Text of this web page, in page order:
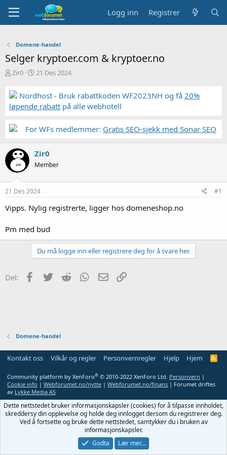
Logg inn Registrer
Domene-handel
Selger kryptoer.com & kryptoer.no
T
å
d
s
a
e
r
Zir0
S
r
t
a
21 Des 2024
Nordhost - Bruk rabattkoden WF2023NH og få 20%
løpende rabatt på alle webhotell
For WFs medlemmer: Gratis SEO-sjekk med Sonar SEO
Zir0
Member
21 Des 2024 #1
Vipps. Nylig registrerte, ligger hos domeneshop.no
Pm med bud
Du må logge inn eller registrere deg for å svare her.
Del: Facebook
Twitter Reddit WhatsApp
E-post
Domene-handel
Kontakt oss Vilkår og regler Personvernregler Hjelp Hjem
R
Community platform by XenForo® © 2010-2022 XenForo Ltd. Personvern |
Cookie info | Webforumet.no/nytte | Webforumet.no/finans | Forumet driftes
av Lykke Media AS
Dette nettstedet bruker informasjonskapsler (cookies) for å tilpasse innholdet,
skreddersy din opplevelse og holde deg innlogget dersom du registrerer deg.
Ved å fortsette og bruke dette nettstedet, samtykker du i bruken av
informasjonskapsler.
Godta
Lær mer…